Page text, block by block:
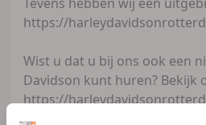
https://
Wist u dat u bij ons ook een
Davidson kunt huren? Bekijk
https://